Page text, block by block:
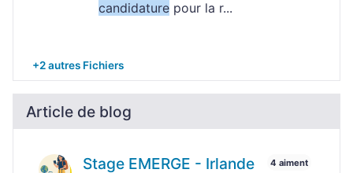
candidature pour la r...
+2 autres Fichiers
Article de blog
4 aiment
Stage EMERGE - Irlande